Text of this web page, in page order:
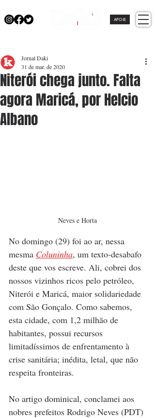
APOIE
Niterói chega junto. Falta
agora Maricá, por Helcio
Albano
Jornal Daki
31 de mar. de 2020
Neves e Horta
No domingo (29) foi ao ar, nessa
mesma Coluninha, um texto-desabafo
deste que vos escreve. Ali, cobrei dos
nossos vizinhos ricos pelo petróleo,
Niterói e Maricá, maior solidariedade
com São Gonçalo. Como sabemos,
esta cidade, com 1,2 milhão de
habitantes, possui recursos
limitadíssimos de enfrentamento à
crise sanitária; inédita, letal, que não
respeita fronteiras.
No artigo dominical, conclamei aos
nobres prefeitos Rodrigo Neves (PDT)